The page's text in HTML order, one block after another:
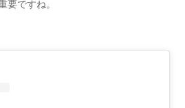
要ですね。